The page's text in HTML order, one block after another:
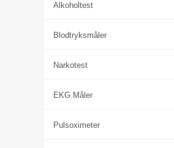
Alkoholtest
Blodtryksmåler
Narkotest
EKG Måler
Pulsoximeter